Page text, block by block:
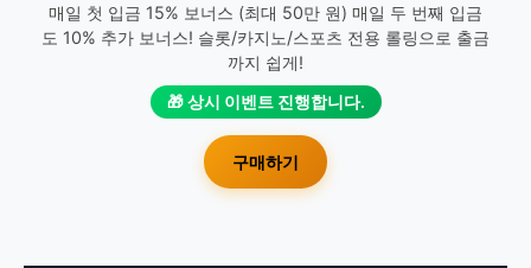
매일 첫 입금 15% 보너스 (최대 50만 원) 매일 두 번째 입금
도 10% 추가 보너스! 슬롯/카지노/스포츠 전용 롤링으로 출금
까지 쉽게!
🎁 상시 이벤트 진행합니다.
구매하기